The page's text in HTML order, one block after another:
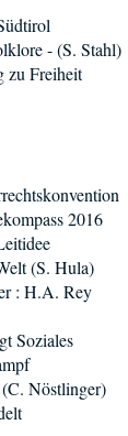
- (S. Stahl)
zu Freiheit
2016
(S. Hula)
: H.A. Rey
Soziales
Nöstlinger)